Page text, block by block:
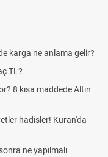
karga ne anlama gelir?
TL?
8 kısa maddede Altın
hadisler! Kuran'da
ne yapılmalı